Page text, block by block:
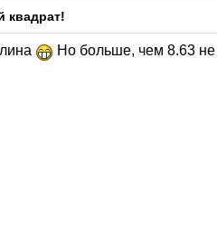
квадрат!
Но больше, чем 8.63 не